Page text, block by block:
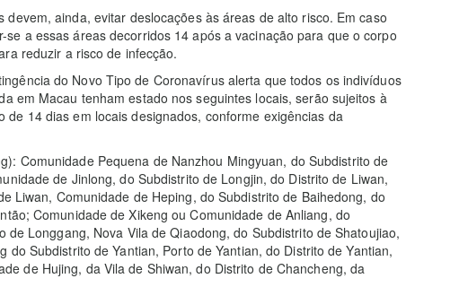
devem, ainda, evitar deslocações às áreas de alto risco. Em caso
se a essas áreas decorridos 14 após a vacinação para que o corpo
reduzir a risco de infecção.
do Novo Tipo de Coronavírus alerta que todos os indivíduos
em Macau tenham estado nos seguintes locais, serão sujeitos à
de 14 dias em locais designados, conforme exigências da
Comunidade Pequena de Nanzhou Mingyuan, do Subdistrito de
de Jinlong, do Subdistrito de Longjin, do Distrito de Liwan,
Liwan, Comunidade de Heping, do Subdistrito de Baihedong, do
Comunidade de Xikeng ou Comunidade de Anliang, do
de Longgang, Nova Vila de Qiaodong, do Subdistrito de Shatoujiao,
do Subdistrito de Yantian, Porto de Yantian, do Distrito de Yantian,
de Hujing, da Vila de Shiwan, do Distrito de Chancheng, da